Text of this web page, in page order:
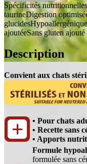
Spécificités nutritionnelles
taurineDigestion
glucidesHypoallergénique
ajoutéeSans gluten ajouté
Description
Convient aux chats
• Pour chats
• Recette sans
• Apports
Formule
formulée sans